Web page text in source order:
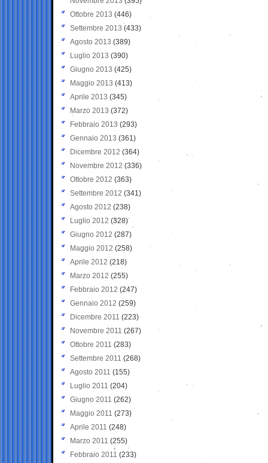
Ottobre 2013 (446)
Settembre 2013 (433)
Agosto 2013 (389)
Luglio 2013 (390)
Giugno 2013 (425)
Maggio 2013 (413)
Aprile 2013 (345)
Marzo 2013 (372)
Febbraio 2013 (293)
Gennaio 2013 (361)
Dicembre 2012 (364)
Novembre 2012 (336)
Ottobre 2012 (363)
Settembre 2012 (341)
Agosto 2012 (238)
Luglio 2012 (328)
Giugno 2012 (287)
Maggio 2012 (258)
Aprile 2012 (218)
Marzo 2012 (255)
Febbraio 2012 (247)
Gennaio 2012 (259)
Dicembre 2011 (223)
Novembre 2011 (267)
Ottobre 2011 (283)
Settembre 2011 (268)
Agosto 2011 (155)
Luglio 2011 (204)
Giugno 2011 (262)
Maggio 2011 (273)
Aprile 2011 (248)
Marzo 2011 (255)
Febbraio 2011 (233)